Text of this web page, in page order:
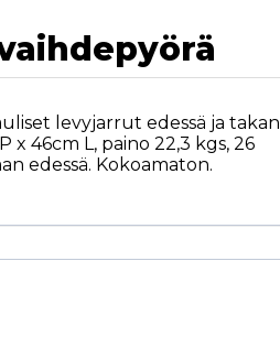
levyjarrut edessä ja
x 46cm L, paino 22,3 kgs, 26
edessä. Kokoamaton.